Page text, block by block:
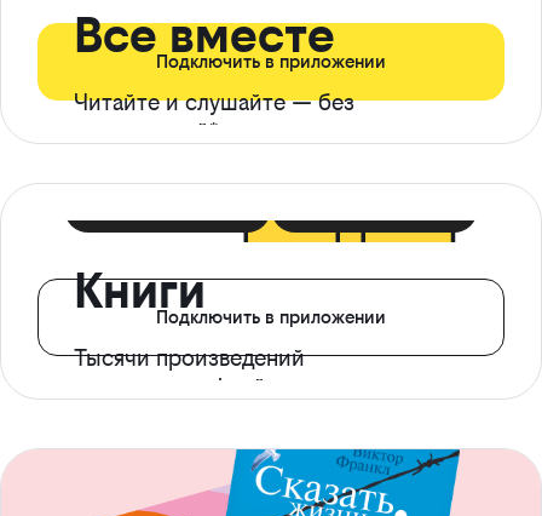
Все вместе
Читайте и слушайте — без
ограничений*
Подключить в приложении
Книги
Тысячи произведений
с доступом офлайн
Подключить в приложении